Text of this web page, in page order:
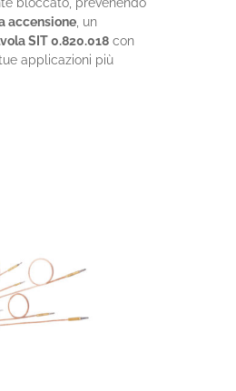
bloccato, prevenendo
accensione, un
SIT 0.820.018 con
applicazioni più